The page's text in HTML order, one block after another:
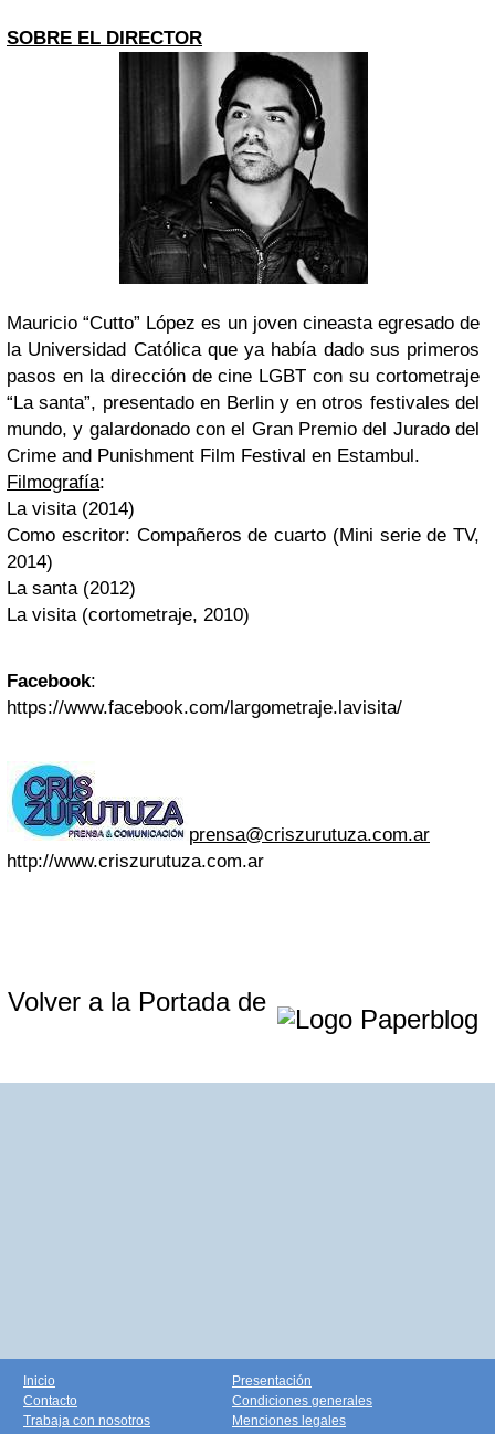
SOBRE EL DIRECTOR
Mauricio “Cutto” López es un joven cineasta egresado de
la Universidad Católica que ya había dado sus primeros
pasos en la dirección de cine LGBT con su cortometraje
“La santa”, presentado en Berlin y en otros festivales del
mundo, y galardonado con el Gran Premio del Jurado del
Crime and Punishment Film Festival en Estambul.
Filmografía:
La visita (2014)
Como escritor: Compañeros de cuarto (Mini serie de TV,
2014)
La santa (2012)
La visita (cortometraje, 2010)
Facebook:
https://www.facebook.com/largometraje.lavisita/
prensa@criszurutuza.com.ar
http://www.criszurutuza.com.ar
Volver a la Portada de
Inicio
Contacto
Trabaja con nosotros
Presentación
Condiciones generales
Menciones legales